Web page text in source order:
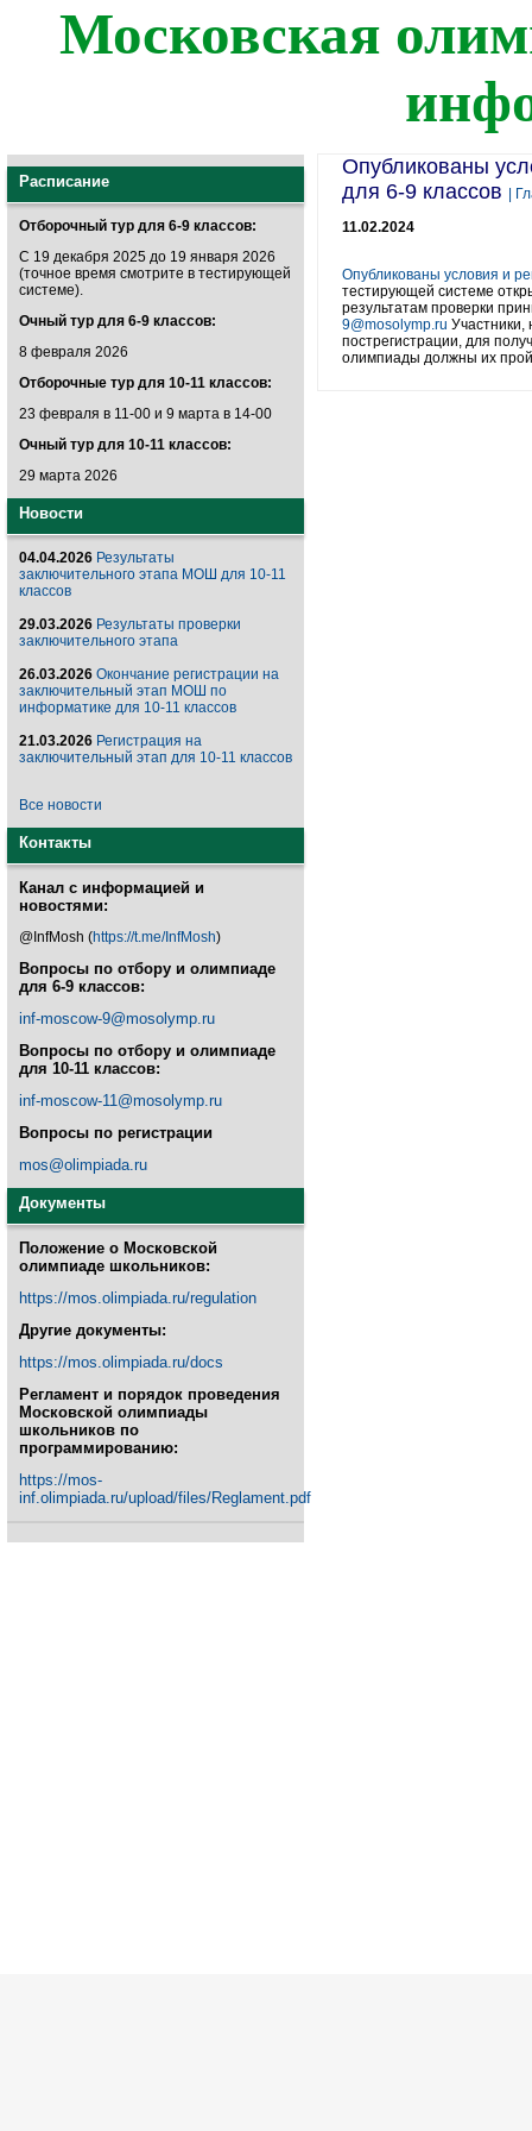
Московская
Расписание
Отборочный тур для 6-9 классов:
С 19 декабря 2025 до 19 января 2026
(точное время смотрите в тестирующей
системе).
Очный тур для 6-9 классов:
8 февраля 2026
Отборочные тур для 10-11 классов:
23 февраля в 11-00 и 9 марта в 14-00
Очный тур для 10-11 классов:
29 марта 2026
Новости
04.04.2026 Результаты
заключительного этапа МОШ для 10-11
классов
29.03.2026 Результаты проверки
заключительного этапа
26.03.2026 Окончание регистрации на
заключительный этап МОШ по
информатике для 10-11 классов
21.03.2026 Регистрация на
заключительный этап для 10-11 классов
Все новости
Контакты
Канал с информацией и
новостями:
@InfMosh (https://t.me/InfMosh)
Вопросы по отбору и олимпиаде
для 6-9 классов:
inf-moscow-9@mosolymp.ru
Вопросы по отбору и олимпиаде
для 10-11 классов:
inf-moscow-11@mosolymp.ru
Вопросы по регистрации
mos@olimpiada.ru
Документы
Положение о Московской
олимпиаде школьников:
https://mos.olimpiada.ru/regulation
Другие документы:
https://mos.olimpiada.ru/docs
Регламент и порядок проведения
Московской олимпиады
школьников по
программированию:
https://mos-
inf.olimpiada.ru/upload/files/Reglament.pdf
Опубликованы
для 6-9 классов
|
11.02.2024
Опубликованы условия и
тестирующей системе
результатам проверки
9@mosolymp.ru
пострегистрации, для
олимпиады должны их